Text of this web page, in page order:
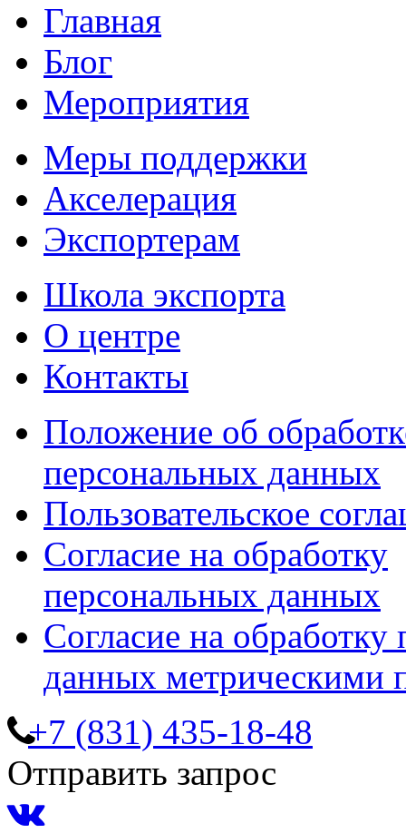
Главная
Блог
Мероприятия
Меры поддержки
Акселерация
Экспортерам
Школа экспорта
О центре
Контакты
Положение об
персональных данных
Пользовательское
Согласие на обработку
персональных данных
Согласие на обработку
данных метрическими
+7 (831) 435-18-48
Отправить запрос